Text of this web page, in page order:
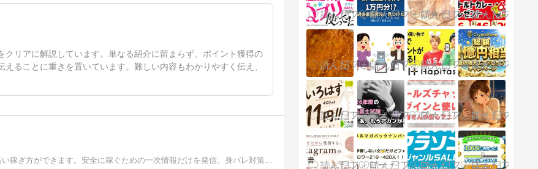
リアに解説しています。単なる紹介に留まらず、ポイント獲得の
ることに重きを置いています。難しい内容もわかりやすく伝え、